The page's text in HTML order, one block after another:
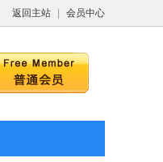
返回主站 会员中心